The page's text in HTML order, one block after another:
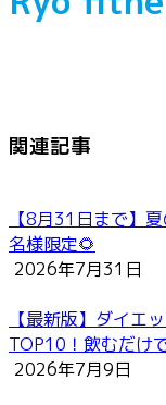
関連記事
【8月31日まで】
名様限定🌻
2026年7月31日
【最新版】ダイエ
TOP10！飲むだけ
2026年7月9日